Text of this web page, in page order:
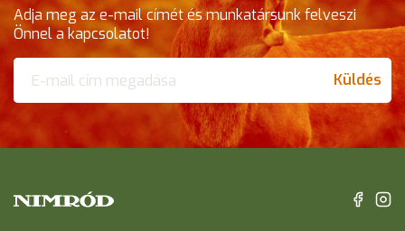
Adja meg az e-mail címét és munkatársunk felveszi
Önnel a kapcsolatot!
Küldés